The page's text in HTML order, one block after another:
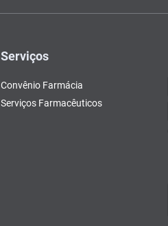
Serviços
Convênio Farmácia
Serviços Farmacêuticos